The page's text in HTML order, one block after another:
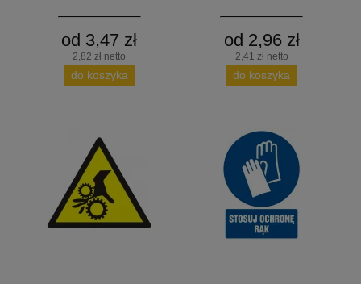
od 3,47 zł
2,82 zł netto
do koszyka
od 2,96 zł
2,41 zł netto
do koszyka